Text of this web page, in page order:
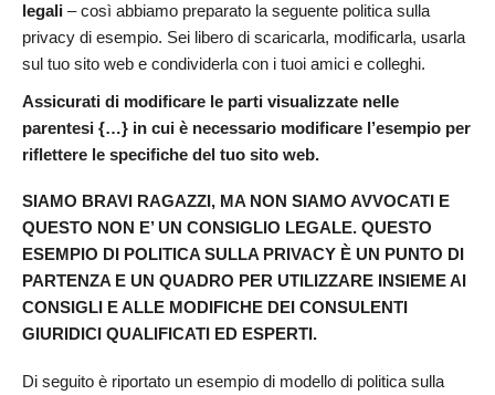
legali – così abbiamo preparato la seguente politica sulla
privacy di esempio. Sei libero di scaricarla, modificarla, usarla
sul tuo sito web e condividerla con i tuoi amici e colleghi.
Assicurati di modificare le parti visualizzate nelle
parentesi {…} in cui è necessario modificare l’esempio per
riflettere le specifiche del tuo sito web.
SIAMO BRAVI RAGAZZI, MA NON SIAMO AVVOCATI E
QUESTO NON E’ UN CONSIGLIO LEGALE. QUESTO
ESEMPIO DI POLITICA SULLA PRIVACY È UN PUNTO DI
PARTENZA E UN QUADRO PER UTILIZZARE INSIEME AI
CONSIGLI E ALLE MODIFICHE DEI CONSULENTI
GIURIDICI QUALIFICATI ED ESPERTI.
Di seguito è riportato un esempio di modello di politica sulla